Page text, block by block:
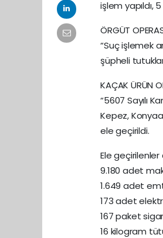
işlem yapıldı,
ÖRGÜT
“Suç işlemek
şüpheli
KAÇAK ÜRÜN
“5607 Sayılı
Kepez,
ele geçirildi.
Ele geçirilenler
9.180 adet
1.649 adet
173 adet
167 paket
16 kilogram